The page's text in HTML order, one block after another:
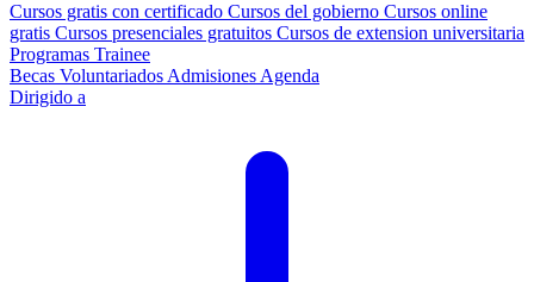
Cursos gratis con certificado Cursos del gobierno Cursos online
gratis Cursos presenciales gratuitos Cursos de extension universitaria
Programas Trainee
Becas Voluntariados Admisiones Agenda
Dirigido a